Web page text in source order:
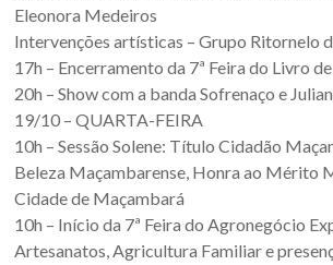
Eleonora Medeiros
Intervenções artísticas – Grupo Ritornelo
17h – Encerramento da 7ª Feira do Livro
20h – Show com a banda Sofrenaço e
19/10 – QUARTA-FEIRA
10h – Sessão Solene: Título Cidadão
Beleza Maçambarense, Honra ao Mérito
Cidade de Maçambará
10h – Início da 7ª Feira do Agronegócio
Artesanatos, Agricultura Familiar e